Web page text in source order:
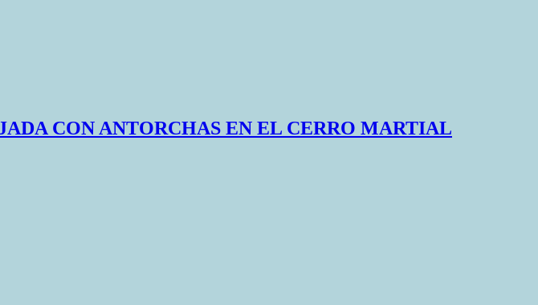
CON ANTORCHAS EN EL CERRO MARTIAL